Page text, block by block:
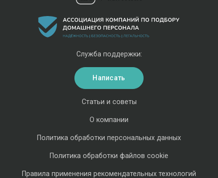
Статьи и советы
О компании
Политика обработки персональных данных
Политика обработки файлов cookie
Правила применения рекомендательных технологий
Служба поддержки:
Написать